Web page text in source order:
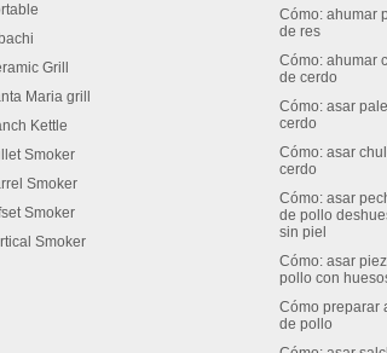
Grill
Maria grill
Kettle
Smoker
Smoker
Smoker
Smoker
Cómo: ahumar
de res
Cómo: ahumar
de cerdo
Cómo: asar
cerdo
Cómo: asar
cerdo
Cómo: asar
de pollo
sin piel
Cómo: asar
pollo con
Cómo preparar
de pollo